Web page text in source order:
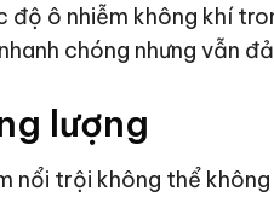
độ ô nhiễm không khí
chóng nhưng vẫn
lượng
nổi trội không thể